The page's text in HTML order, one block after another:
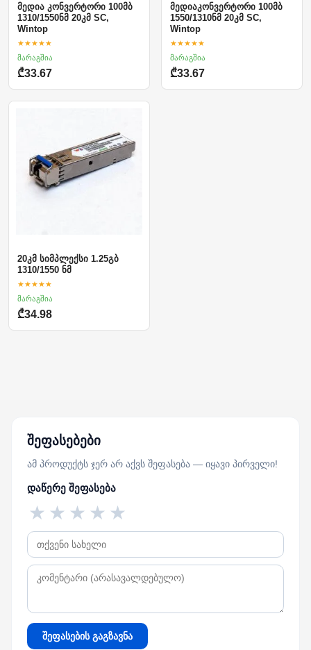
მედია კონვერტორი 100მბ
1310/1550ნმ 20კმ SC,
Wintop
★★★★★
მარაგშია
₾33.67
მედიაკონვერტორი 100მბ
1550/1310ნმ 20კმ SC,
Wintop
★★★★★
მარაგშია
₾33.67
20კმ სიმპლექსი 1.25გბ
1310/1550 ნმ
★★★★★
მარაგშია
₾34.98
შეფასებები
ამ პროდუქტს ჯერ არ აქვს შეფასება — იყავი პირველი!
დაწერე შეფასება
★
★
★
★
★
შეფასების გაგზავნა